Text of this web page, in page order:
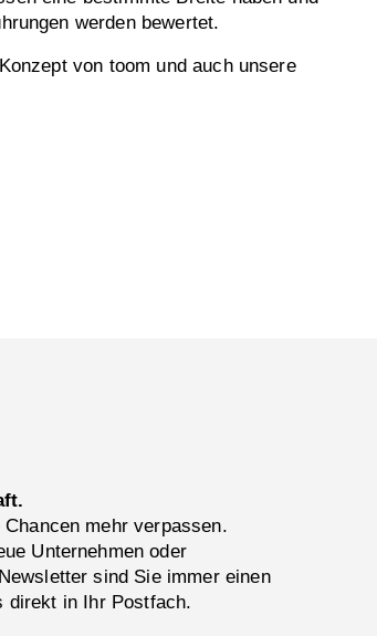
werden bewertet.
von toom und auch unsere
mehr verpassen.
Unternehmen oder
sind Sie immer einen
direkt in Ihr Postfach.